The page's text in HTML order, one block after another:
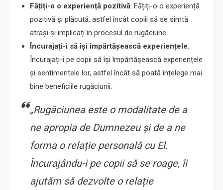
Fățiți-o o experiență pozitivă: Fățiți-o o experiență
pozitivă și plăcută, astfel încât copiii să se simtă
atrași și implicați în procesul de rugăciune.
Încurajați-i să își împărtășească experiențele:
Încurajați-i pe copii să își împărtășească experiențele
și sentimentele lor, astfel încât să poată înțelege mai
bine beneficiile rugăciunii.
„Rugăciunea este o modalitate de a
ne apropia de Dumnezeu și de a ne
forma o relație personală cu El.
Încurajându-i pe copii să se roage, îi
ajutăm să dezvolte o relație